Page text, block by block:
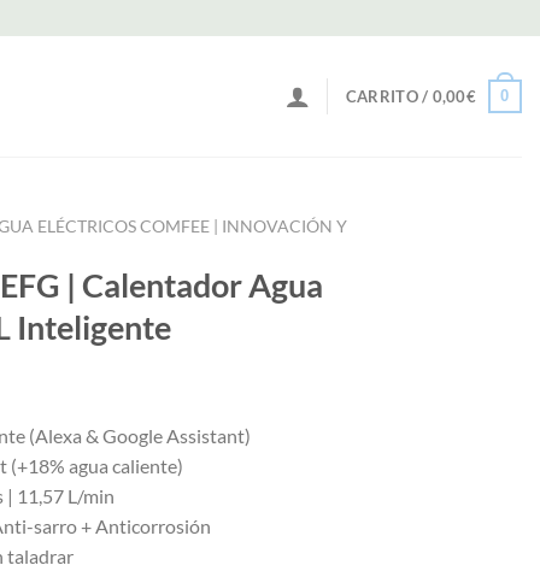
CARRITO / 0,00€ 0
ELÉCTRICOS COMFEE | INNOVACIÓN Y
| Calentador Agua
Inteligente
(Alexa & Google Assistant)
(+18% agua caliente)
| 11,57 L/min
sarro + Anticorrosión
taladrar